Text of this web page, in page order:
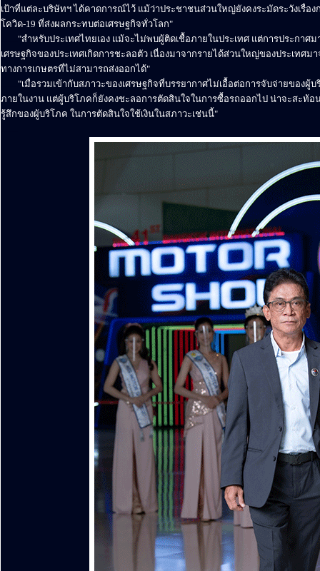
เป้าที่แต่ละบริษัทฯ ได้คาดการณ์ไว้ แม้ว่าประชาชนส่วนใหญ่ยังคงระมัดระวังเรื่อ
โควิด-19 ที่ส่งผลกระทบต่อเศรษฐกิจทั่วโลก"
"สำหรับประเทศไทยเอง แม้จะไม่พบผู้ติดเชื้อภายในประเทศ แต่การประกาศ
เศรษฐกิจของประเทศเกิดการชะลอตัว เนื่องมาจากรายได้ส่วนใหญ่ของประเท
ทางการเกษตรที่ไม่สามารถส่งออกได้"
"เมื่อรวมเข้ากับสภาวะของเศรษฐกิจที่บรรยากาศไม่เอื้อต่อการจับจ่ายของ
ภายในงาน แต่ผู้บริโภคก็ยังคงชะลอการตัดสินใจในการซื้อรถออกไป น่าจะสะท้
รู้สึกของผู้บริโภค ในการตัดสินใจใช้เงินในสภาวะเช่นนี้"